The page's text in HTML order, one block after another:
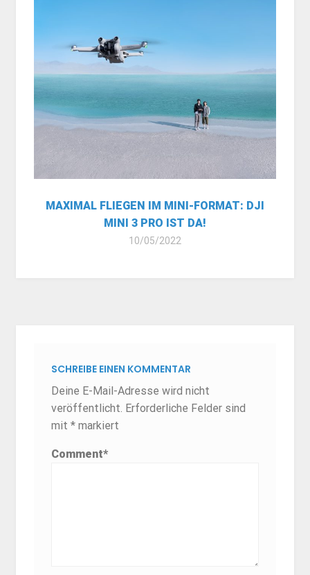
MAXIMAL FLIEGEN IM MINI-FORMAT: DJI
MINI 3 PRO IST DA!
10/05/2022
SCHREIBE EINEN KOMMENTAR
Deine E-Mail-Adresse wird nicht
veröffentlicht. Erforderliche Felder sind
mit* markiert
Comment*